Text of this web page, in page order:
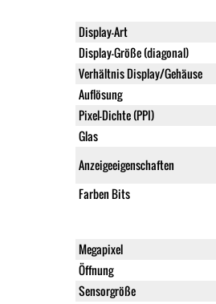
Display-Art
Display-Größe (diagonal)
Verhältnis Display/Gehäuse
Auflösung
Pixel-Dichte (PPI)
Glas
Anzeigeeigenschaften
Farben Bits
Megapixel
Öffnung
Sensorgröße